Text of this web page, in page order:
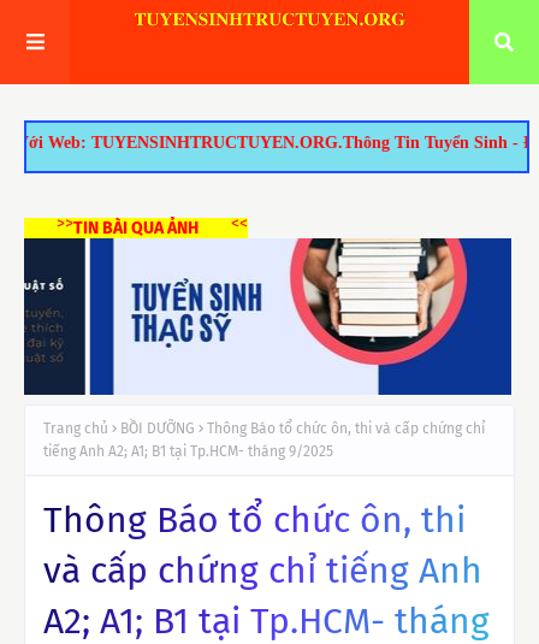
TUYENSINHTRUCTUYEN.ORG.Thông Tin Tuyển Sinh - Đào
>> TIN BÀI QUA ẢNH <<
Trang chủ BỒI DƯỠNG
Thông Báo tổ chức ôn, thi và cấp chứng chỉ
tiếng Anh A2; A1; B1 tại Tp.HCM- tháng 9/2025
Thông Báo tổ chức ôn, thi
và cấp chứng chỉ tiếng Anh
A2; A1; B1 tại Tp.HCM- tháng